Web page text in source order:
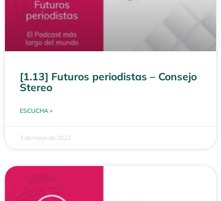
[1.13] Futuros periodistas – Consejo
Stereo
ESCUCHA »
3 de mayo de 2022